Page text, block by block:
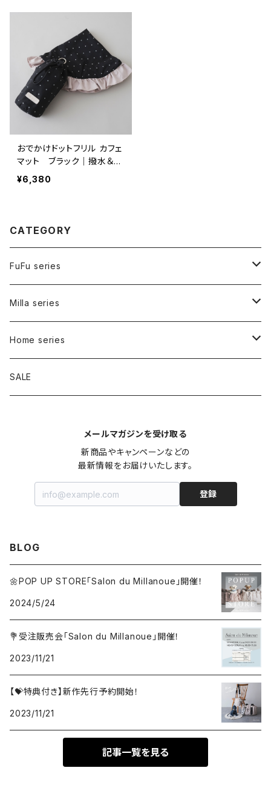
おでかけドットフリル カフェ
マット ブラック｜撥水＆滑
り止め(ポーチ付き）
¥6,380
CATEGORY
FuFu series
Carry bag
Inner bag
Milla series
Carry bag
Walk bag
Harness
Ribbon harness
Set item
Pouch
Set item
Home series
Bed
SALE
メールマガジンを受け取る
新商品やキャンペーンなどの
最新情報をお届けいたします。
登録
BLOG
🌼POP UP STORE「Salon du Millanoue」開催！
2024/5/24
💐受注販売会「Salon du Millanoue」開催！
2023/11/21
【💝特典付き】新作先行予約開始！
2023/11/21
記事一覧を見る